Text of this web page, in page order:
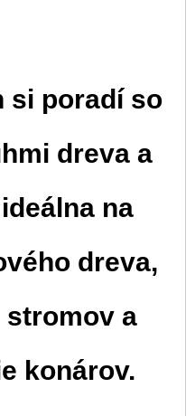
si poradí so
dreva a
na
dreva,
stromov a
konárov.